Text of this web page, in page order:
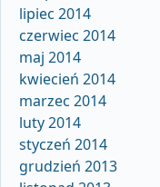
lipiec 2014
czerwiec 2014
maj 2014
kwiecień 2014
marzec 2014
luty 2014
styczeń 2014
grudzień 2013